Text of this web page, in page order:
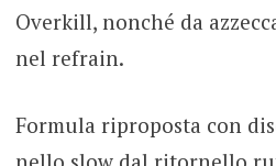
Overkill, nonché da
nel refrain.
Formula riproposta con